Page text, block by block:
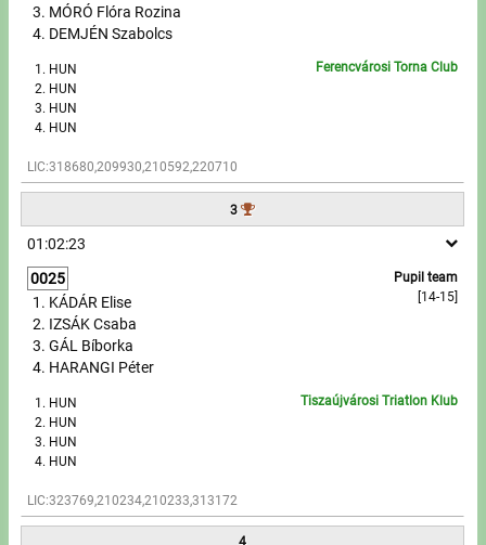
Impressum
MÓRÓ Flóra Rozina
DEMJÉN Szabolcs
HUN
HUN
HUN
HUN
LIC:318680,209930,210592,220710
Ferencvárosi Torna Club
3
01:02:23
0025
Pupil team
[14-15]
KÁDÁR Elise
IZSÁK Csaba
GÁL Bíborka
HARANGI Péter
HUN
HUN
HUN
HUN
LIC:323769,210234,210233,313172
Tiszaújvárosi Triatlon Klub
4